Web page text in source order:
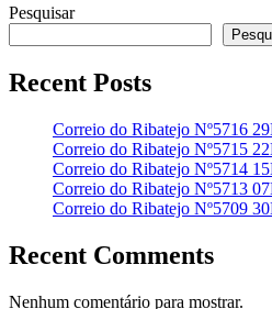
Pesquisar
Recent Posts
Correio do Ribatejo Nº5716
Correio do Ribatejo Nº5715
Correio do Ribatejo Nº5714
Correio do Ribatejo Nº5713
Correio do Ribatejo Nº5709
Recent Comments
Nenhum comentário para mostrar.